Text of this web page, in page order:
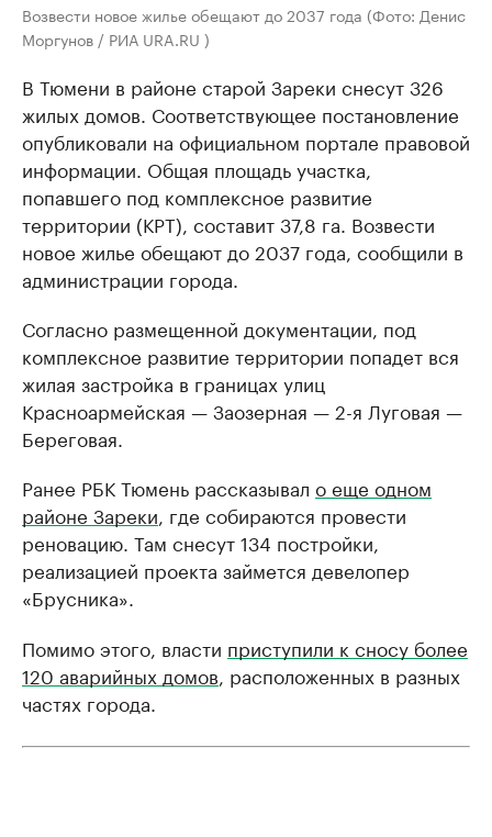
Возвести новое жилье обещают до 2037 года (Фото: Денис
Моргунов / РИА URA.RU )
В Тюмени в районе старой Зареки снесут 326
жилых домов. Соответствующее постановление
опубликовали на официальном портале правовой
информации. Общая площадь участка,
попавшего под комплексное развитие
территории (КРТ), составит 37,8 га. Возвести
новое жилье обещают до 2037 года, сообщили в
администрации города.
Согласно размещенной документации, под
комплексное развитие территории попадет вся
жилая застройка в границах улиц
Красноармейская — Заозерная — 2-я Луговая —
Береговая.
Ранее РБК Тюмень рассказывал о еще одном
районе Зареки , где собираются провести
реновацию. Там снесут 134 постройки,
реализацией проекта займется девелопер
«Брусника».
Помимо этого, власти приступили к сносу более
120 аварийных домов , расположенных в разных
частях города.